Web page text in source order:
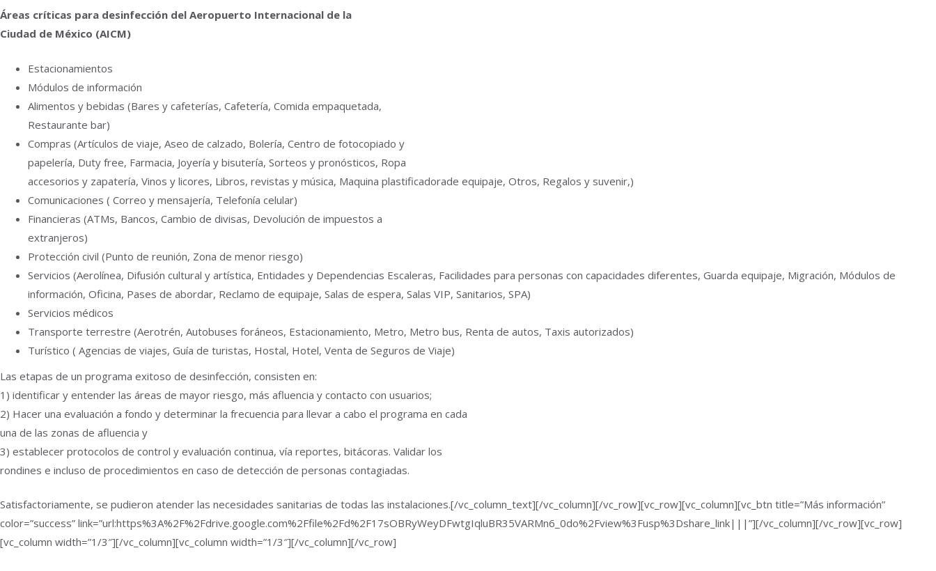
Áreas críticas para desinfección del Aeropuerto Internacional de la
Ciudad de México (AICM)
Estacionamientos
Módulos de información
Alimentos y bebidas (Bares y cafeterías, Cafetería, Comida empaquetada,
Restaurante bar)
Compras (Artículos de viaje, Aseo de calzado, Bolería, Centro de fotocopiado y
papelería, Duty free, Farmacia, Joyería y bisutería, Sorteos y pronósticos, Ropa
accesorios y zapatería, Vinos y licores, Libros, revistas y música, Maquina plastificadorade equipaje, Otros, Regalos y suvenir,)
Comunicaciones ( Correo y mensajería, Telefonía celular)
Financieras (ATMs, Bancos, Cambio de divisas, Devolución de impuestos a
extranjeros)
Protección civil (Punto de reunión, Zona de menor riesgo)
Servicios (Aerolínea, Difusión cultural y artística, Entidades y Dependencias Escaleras, Facilidades para personas con capacidades diferentes, Guarda equipaje, Migración, Módulos de
información, Oficina, Pases de abordar, Reclamo de equipaje, Salas de espera, Salas VIP, Sanitarios, SPA)
Servicios médicos
Transporte terrestre (Aerotrén, Autobuses foráneos, Estacionamiento, Metro, Metro bus, Renta de autos, Taxis autorizados)
Turístico ( Agencias de viajes, Guía de turistas, Hostal, Hotel, Venta de Seguros de Viaje)
Las etapas de un programa exitoso de desinfección, consisten en:
1) identificar y entender las áreas de mayor riesgo, más afluencia y contacto con usuarios;
2) Hacer una evaluación a fondo y determinar la frecuencia para llevar a cabo el programa en cada
una de las zonas de afluencia y
3) establecer protocolos de control y evaluación continua, vía reportes, bitácoras. Validar los
rondines e incluso de procedimientos en caso de detección de personas contagiadas.
Satisfactoriamente, se pudieron atender las necesidades sanitarias de todas las instalaciones.[/vc_column_text][/vc_column][/vc_row][vc_row][vc_column][vc_btn title=”Más información”
color=”success” link=”url:https%3A%2F%2Fdrive.google.com%2Ffile%2Fd%2F17sOBRyWeyDFwtgIqluBR35VARMn6_0do%2Fview%3Fusp%3Dshare_link|||”][/vc_column][/vc_row][vc_row]
[vc_column width=”1/3″][/vc_column][vc_column width=”1/3″][/vc_column][/vc_row]